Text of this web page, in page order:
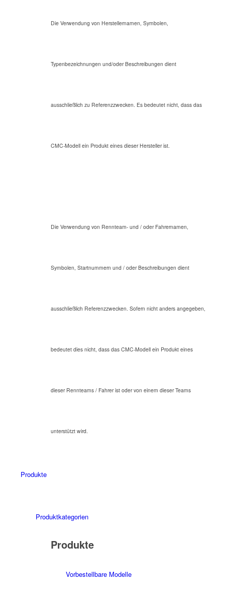
Die Verwendung von Herstellernamen, Symbolen,
Typenbezeichnungen und/oder Beschreibungen dient
ausschließlich zu Referenzzwecken. Es bedeutet nicht, dass das
CMC-Modell ein Produkt eines dieser Hersteller ist.
Die Verwendung von Rennteam- und / oder Fahrernamen,
Symbolen, Startnummern und / oder Beschreibungen dient
ausschließlich Referenzzwecken. Sofern nicht anders angegeben,
bedeutet dies nicht, dass das CMC-Modell ein Produkt eines
dieser Rennteams / Fahrer ist oder von einem dieser Teams
unterstützt wird.
Produkte
Produktkategorien
Produkte
Vorbestellbare Modelle